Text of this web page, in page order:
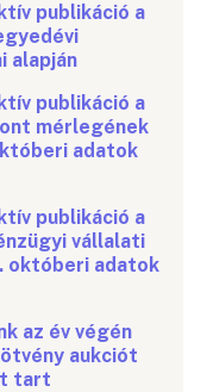
publikáció a
alapján
publikáció a
mérlegének
adatok
publikáció a
vállalati
októberi adatok
az év végén
aukciót
tart